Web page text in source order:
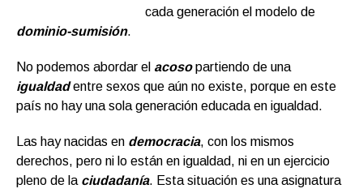
cada generación el modelo de
dominio-sumisión.
No podemos abordar el acosopartiendo de una
igualdad entre sexos que aún no existe, porque en este
país no hay una sola generación educada en igualdad.
Las hay nacidas en democracia, con los mismos
derechos, pero ni lo están en igualdad, ni en un ejercicio
pleno de la ciudadanía. Esta situación es una asignatura